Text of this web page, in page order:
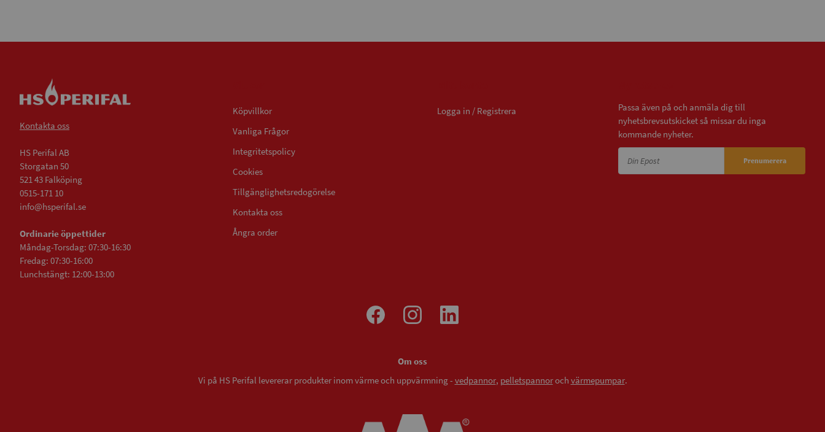
Kontakta oss
HS Perifal AB
Storgatan 50
521 43 Falköping
0515-171 10
info@hsperifal.se
Ordinarie öppettider
Måndag-Torsdag: 07:30-16:30
Fredag: 07:30-16:00
Lunchstängt: 12:00-13:00
Köpvillkor
Vanliga Frågor
Integritetspolicy
Cookies
Tillgänglighetsredogörelse
Kontakta oss
Ångra order
Logga in / Registrera
Passa även på och anmäla dig till
nyhetsbrevsutskicket så missar du inga
kommande nyheter.
Prenumerera
Om oss
Vi på HS Perifal levererar produkter inom värme och uppvärmning - vedpannor, pelletspannoroch värmepumpar.